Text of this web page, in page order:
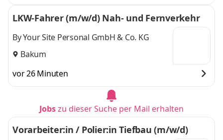
LKW-Fahrer (m/w/d) Nah- und Fernverkehr
By Your Site Personal GmbH & Co. KG
Bakum
vor 26 Minuten
Jobszu dieser Suche per Mail erhalten
Vorarbeiter:in / Polier:in Tiefbau (m/w/d)